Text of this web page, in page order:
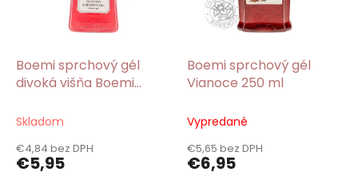
Boemi sprchový gél
divoká višňa Boemi
Skladom
€4,84 bez DPH
€5,95
Boemi sprchový gél
Vianoce 250 ml
Vypredané
€5,65 bez DPH
€6,95